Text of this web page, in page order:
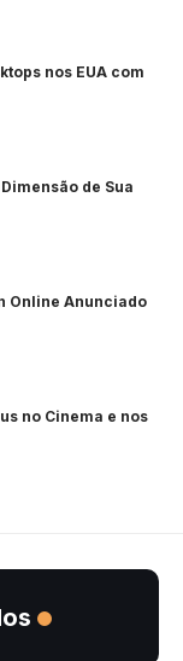
nos EUA com
de Sua
Online Anunciado
no Cinema e nos